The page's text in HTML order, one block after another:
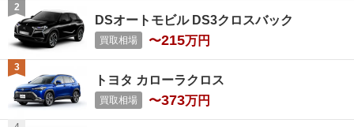
DSオートモビル DS3クロスバック
買取相場 〜215万円
トヨタ カローラクロス
買取相場 〜373万円